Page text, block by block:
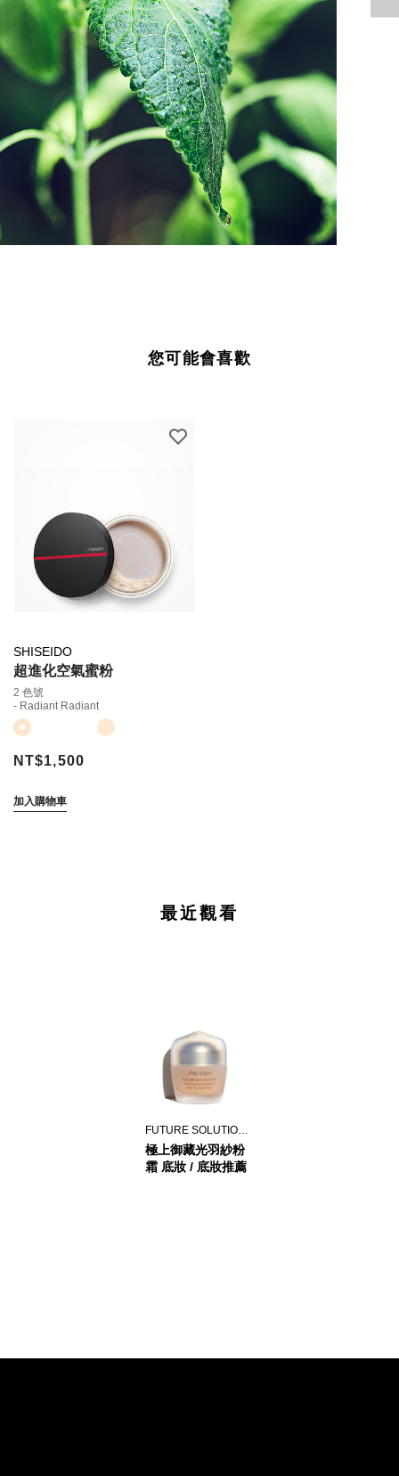
您可能會喜歡
SHISEIDO
超進化空氣蜜粉
2 色號
- Radiant Radiant
NT$1,500
加入購物車
最近觀看
FUTURE SOLUTION LX
極上御藏光羽紗粉
霜 底妝 / 底妝推薦